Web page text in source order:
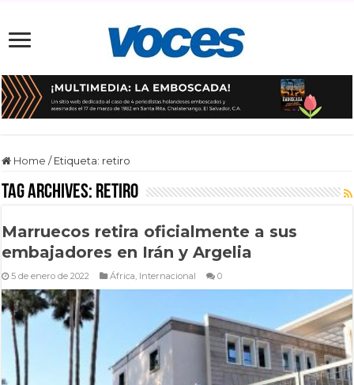
Home / Etiqueta: retiro
Tag Archives: retiro
Marruecos retira oficialmente a sus
embajadores en Irán y Argelia
5 de enero de 2022 África, Internacional 0